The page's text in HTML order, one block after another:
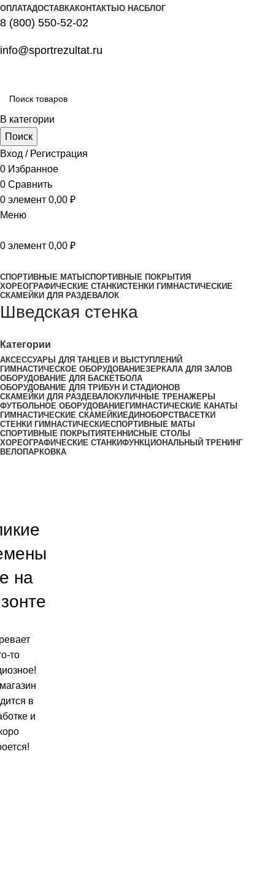
ОПЛАТАДОСТАВКАКОНТАКТЫ О НАСБЛОГ
8 (800) 550-52-02
info@sportrezultat.ru
В категории
Поиск
Вход / Регистрация
0 Избранное
0 Сравнить
0 элемент 0,00 ₽
Меню
0 элемент 0,00 ₽
СПОРТИВНЫЕ МАТЫ СПОРТИВНЫЕ ПОКРЫТИЯ
ХОРЕОГРАФИЧЕСКИЕ СТАНКИСТЕНКИ ГИМНАСТИЧЕСКИЕ
СКАМЕЙКИ ДЛЯ РАЗДЕВАЛОК
Шведская стенка
Категории
АКСЕССУАРЫ ДЛЯ ТАНЦЕВ И ВЫСТУПЛЕНИЙ
ГИМНАСТИЧЕСКОЕ ОБОРУДОВАНИЕЗЕРКАЛА ДЛЯ ЗАЛОВ
ОБОРУДОВАНИЕ ДЛЯ БАСКЕТБОЛА
ОБОРУДОВАНИЕ ДЛЯ ТРИБУН И СТАДИОНОВ
СКАМЕЙКИ ДЛЯ РАЗДЕВАЛОКУЛИЧНЫЕ ТРЕНАЖЕРЫ
ФУТБОЛЬНОЕ ОБОРУДОВАНИЕГИМНАСТИЧЕСКИЕ КАНАТЫ
ГИМНАСТИЧЕСКИЕ СКАМЕЙКИ ЕДИНОБОРСТВАСЕТКИ
СТЕНКИ ГИМНАСТИЧЕСКИЕСПОРТИВНЫЕ МАТЫ
СПОРТИВНЫЕ ПОКРЫТИЯТЕННИСНЫЕ СТОЛЫ
ХОРЕОГРАФИЧЕСКИЕ СТАНКИФУНКЦИОНАЛЬНЫЙ ТРЕНИНГ
ВЕЛОПАРКОВКА
на
то
в
и